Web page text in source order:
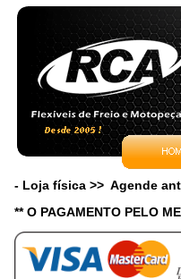
- Loja física >> Agende
** O PAGAMENTO PELO